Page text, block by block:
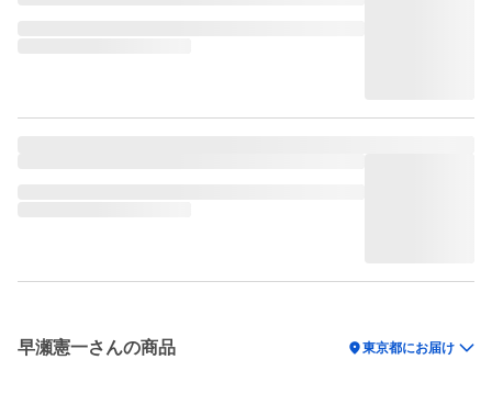
早瀬憲一さんの商品 location_on東京都にお届け